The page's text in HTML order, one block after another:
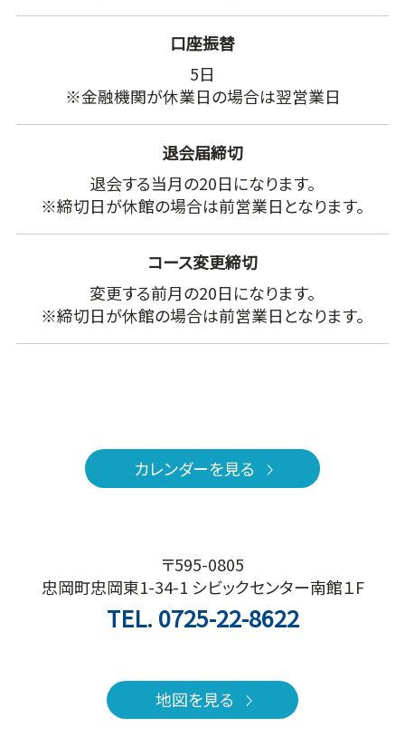
口座振替
5日
※金融機関が休業日の場合は翌営業日
退会届締切
退会する当月の20日になります。
※締切日が休館の場合は前営業日となります。
コース変更締切
変更する前月の20日になります。
※締切日が休館の場合は前営業日となります。
カレンダーを見る
〒595-0805
忠岡町忠岡東1-34-1 シビックセンター南館１F
TEL. 0725-22-8622
地図を見る